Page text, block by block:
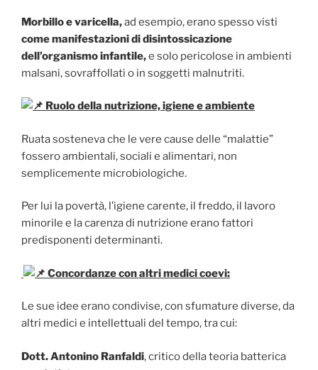
Morbillo e varicella,ad esempio, erano spesso visti
come manifestazioni di disintossicazione
dell’organismo infantile,e solo pericolose in ambienti
malsani, sovraffollati o in soggetti malnutriti.
Ruolo della nutrizione, igiene e ambiente
Ruata sosteneva che le vere cause delle “malattie”
fossero ambientali, sociali e alimentari, non
semplicemente microbiologiche.
Per lui la povertà, l’igiene carente, il freddo, il lavoro
minorile e la carenza di nutrizione erano fattori
predisponenti determinanti.
Concordanze con altri medici coevi:
Le sue idee erano condivise, con sfumature diverse, da
altri medici e intellettuali del tempo, tra cui:
Dott. Antonino Ranfaldi, critico della teoria batterica